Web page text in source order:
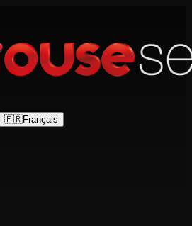
🇫🇷Français